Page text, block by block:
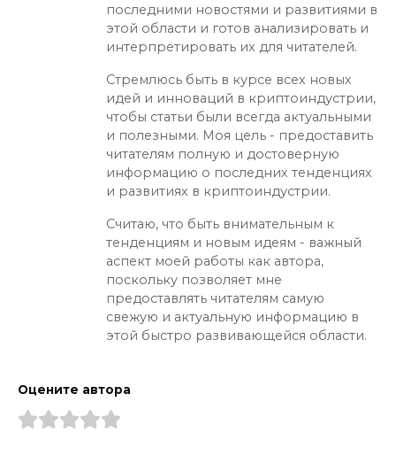
последними новостями и развитиями в
этой области и готов анализировать и
интерпретировать их для читателей.
Стремлюсь быть в курсе всех новых
идей и инноваций в криптоиндустрии,
чтобы статьи были всегда актуальными
и полезными. Моя цель - предоставить
читателям полную и достоверную
информацию о последних тенденциях
и развитиях в криптоиндустрии.
Считаю, что быть внимательным к
тенденциям и новым идеям - важный
аспект моей работы как автора,
поскольку позволяет мне
предоставлять читателям самую
свежую и актуальную информацию в
этой быстро развивающейся области.
Оцените автора